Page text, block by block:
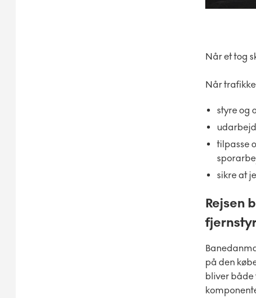
Når et tog
Når
styre og
tilpasse
sikre at
Rejsen
på den
bliver både